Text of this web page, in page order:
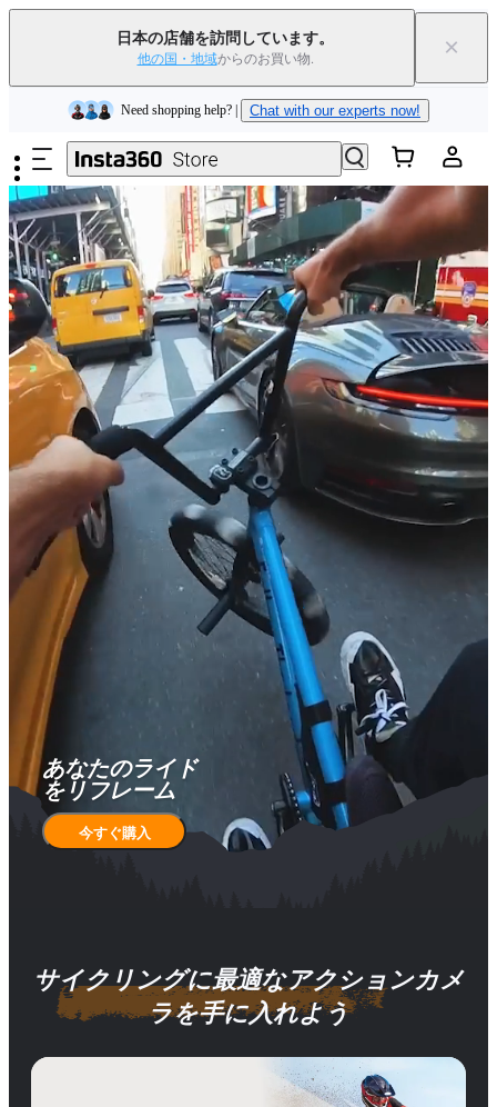
日本の店舗を訪問しています。
他の国・地域からのお買い物. ×
メインコンテンツへスキップ
下取りで旧デバイスを出すと、新規購入でキャッシュバックまたはクー
Need shopping help? | Chat with our experts now!
Insta360 Luna Ultra｜ ｜送料無料
あなたのライド
をリフレーム
今すぐ購入
サイクリングに最適なアクションカメ
ラを手に入れよう